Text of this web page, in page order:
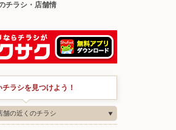
チラシ・店舗情
ラシを見つけよう！
舗の近くのチラシ